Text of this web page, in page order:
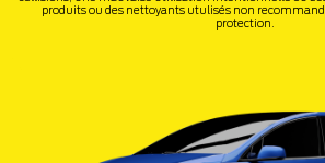
produits ou des nettoyants utulisés non
protection.